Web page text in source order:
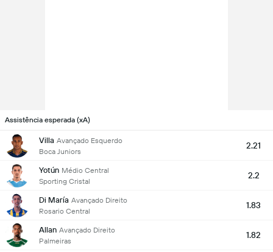
Assistência esperada (xA)
Villa Avançado Esquerdo
Boca Juniors
2.21
Yotún Médio Central
Sporting Cristal
2.2
Di María Avançado Direito
Rosario Central
1.83
Allan Avançado Direito
Palmeiras
1.82